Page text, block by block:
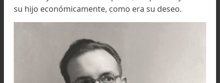
una beca para seguir la licenciatura en la
de Montpellier.
No obstante, los traslados y las restricciones que